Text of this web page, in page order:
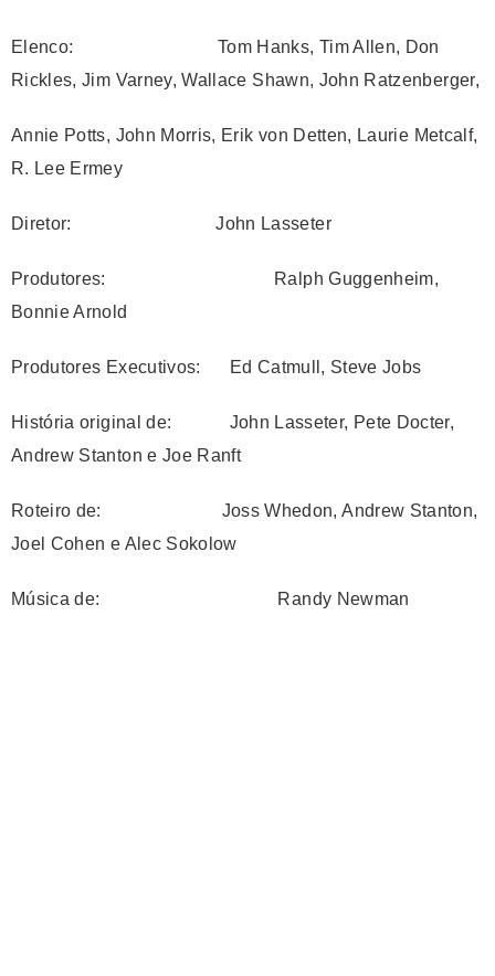
Elenco: Tom Hanks, Tim Allen, Don
Rickles, Jim Varney, Wallace Shawn, John Ratzenberger,
Annie Potts, John Morris, Erik von Detten, Laurie Metcalf,
R. Lee Ermey
Diretor: John Lasseter
Produtores: Ralph Guggenheim,
Bonnie Arnold
Produtores Executivos: Ed Catmull, Steve Jobs
História original de: John Lasseter, Pete Docter,
Andrew Stanton e Joe Ranft
Roteiro de: Joss Whedon, Andrew Stanton,
Joel Cohen e Alec Sokolow
Música de: Randy Newman